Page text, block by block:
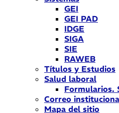
GEI
GEI PAD
IDGE
SIGA
SIE
RAWEB
Títulos y Estudios
Salud laboral
Formularios.
Correo
Mapa del sitio